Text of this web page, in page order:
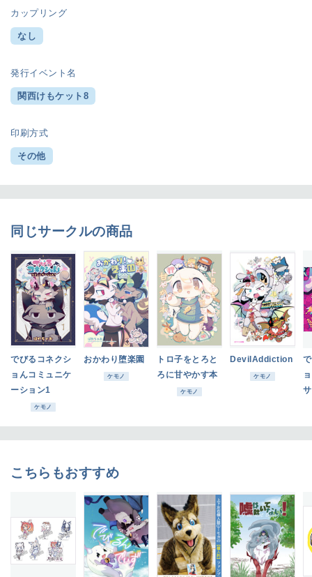
カップリング
なし
発行イベント名
関西けもケット8
印刷方式
その他
同じサークルの商品
でびるコネクシ
ョんコミュニケ
ーション1
ケモノ
おかわり堕楽園
ケモノ
トロ子をとろと
ろに甘やかす本
ケモノ
DevilAddiction
ケモノ
こちらもおすすめ